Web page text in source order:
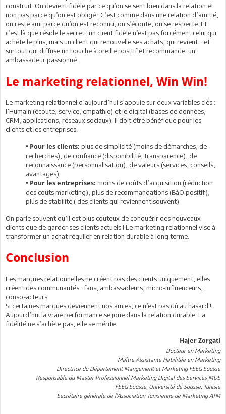
construit. On devient fidèle par ce qu’on se sent bien dans la relation et
non pas parce qu’on est obligé ! C’est comme dans une relation d’amitié,
on reste ami parce qu’on est reconnu, on s’écoute, on se respecte. Et
c’est là que réside le secret : un client fidèle n’est pas forcément celui qui
achète le plus, mais un client qui renouvelle ses achats, qui revient… et
surtout qui diffuse un bouche à oreille positif et recommande: un
ambassadeur passionné.
Le marketing relationnel, Win Win!
Le marketing relationnel d’aujourd’hui s’appuie sur deux variables clés :
l’Humain (écoute, service, empathie) et le digital (bases de données,
CRM, applications, réseaux sociaux). Il doit être bénéfique pour les
clients et les entreprises.
• Pour les clients: plus de simplicité (moins de démarches, de
recherches), de confiance (disponibilité, transparence), de
reconnaissance (personnalisation), de valeurs (services, conseils,
avantages).
• Pour les entreprises: moins de coûts d’acquisition (réduction
des coûts marketing), plus de recommandations (BàO positif),
plus de stabilité ( des clients qui reviennent souvent)
On parle souvent qu’il est plus couteux de conquérir des nouveaux
clients que de garder ses clients actuels ! Le marketing relationnel vise à
transformer un achat régulier en relation durable à long terme.
Conclusion
Les marques relationnelles ne créent pas des clients uniquement, elles
créent des communautés : fans, ambassadeurs, micro-influenceurs,
conso-acteurs.
Si certaines marques deviennent nos amies, ce n’est pas dû au hasard !
Aujourd’hui la vraie performance se joue dans la relation durable. La
fidélité ne s’achète pas, elle se mérite.
Hajer Zorgati
Docteur en Marketing
Maître Assistante Habilitée en Marketing
Directrice du Département Mangement et Marketing FSEG Sousse
Responsable du Master Professionnel Marketing Digital des Services MDS
FSEG Sousse, Université de Sousse, Tunisie
Secrétaire générale de l'Association Tunisienne de Marketing ATM